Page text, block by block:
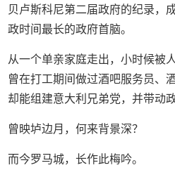
贝卢斯科尼第二届政府的纪录，
政时间最长的政府首脑。
从一个单亲家庭走出，小时候被
曾在打工期间做过酒吧服务员、
却能组建意大利兄弟党，并带动
曾映垆边月，何来背景深？
而今罗马城，长作此梅吟。